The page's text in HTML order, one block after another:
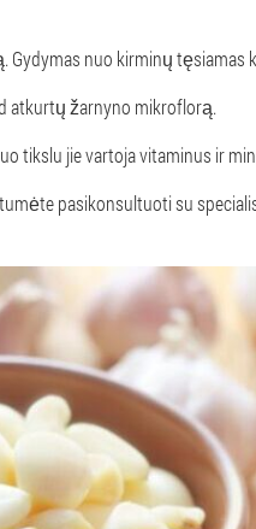
nuo kirminų tęsiamas
atkurtų žarnyno mikroflorą.
tikslu jie vartoja vitaminus ir
pasikonsultuoti su